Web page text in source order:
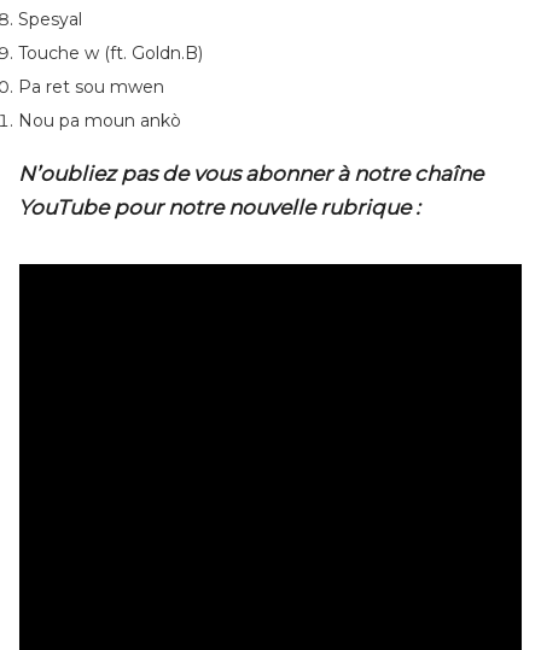
Spesyal
Touche w (ft. Goldn.B)
Pa ret sou mwen
Nou pa moun ankò
N’oubliez pas de vous abonner à notre chaîne
YouTube pour notre nouvelle rubrique :